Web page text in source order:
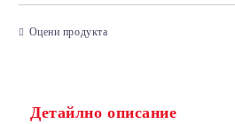
Оцени продукта
Детайлно описание